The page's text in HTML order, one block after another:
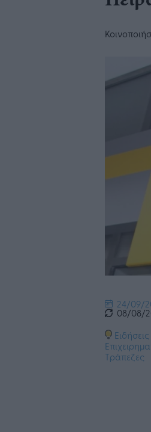
24/09/
08/08/
Ειδήσεις
Τράπεζες